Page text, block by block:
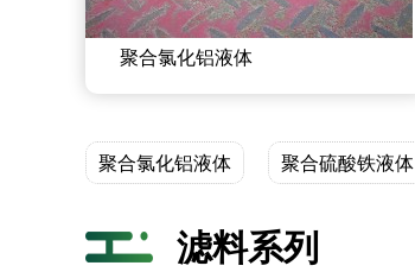
聚合氯化铝液体
聚合氯化铝液体 聚合硫酸铁液体
滤料系列